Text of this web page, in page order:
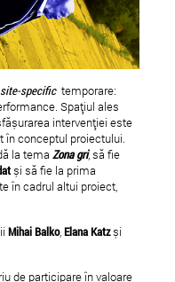
al
Incep cursurile
Ballet Studio
site-specifictemporare:
Spațiul ales
intervenției este
conceptul proiectului.
la tema Zona gri, să fie
și să fie la prima
în cadrul altui proiect,
Mihai Balko, Elana Katzși
de participare în valoare